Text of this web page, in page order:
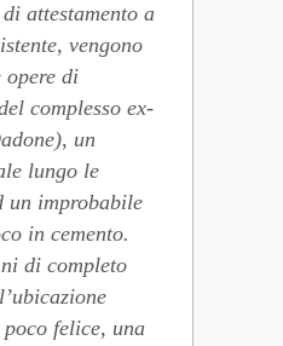
attestamento a
vengono
opere di
complesso ex-
un
lungo le
un improbabile
in cemento.
di completo
poco felice, una